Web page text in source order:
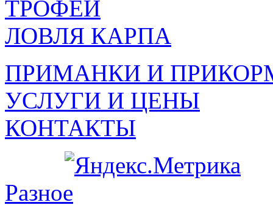
ТРОФЕИ
ЛОВЛЯ КАРПА
ПРИМАНКИ И
УСЛУГИ И ЦЕНЫ
КОНТАКТЫ
Разное